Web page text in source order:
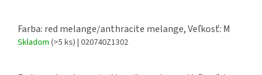
Farba: red melange/anthracite melange, Veľkosť: M
Skladom (>5 ks) | 020740Z1302